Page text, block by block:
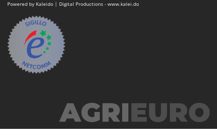
Powered by Kaleido | Digital Productions - www.kalei.do